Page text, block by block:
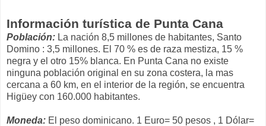
Información turística de Punta Cana
Población: La nación 8,5 millones de habitantes, Santo
Domino : 3,5 millones. El 70 % es de raza mestiza, 15 %
negra y el otro 15% blanca. En Punta Cana no existe
ninguna población original en su zona costera, la mas
cercana a 60 km, en el interior de la región, se encuentra
Higüey con 160.000 habitantes.
Moneda: El peso dominicano. 1 Euro= 50 pesos , 1 Dólar=